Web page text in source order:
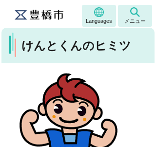
Languages メニュー
けんとくんのヒミツ